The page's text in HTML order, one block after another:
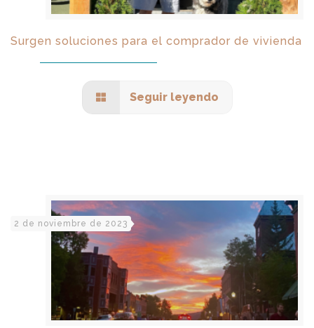
Surgen soluciones para el comprador de vivienda
Seguir leyendo
2 de noviembre de 2023